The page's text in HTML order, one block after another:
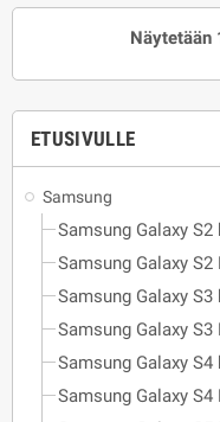
ETUSIVULLE
Samsung
Samsung Galaxy
Samsung Galaxy
Samsung Galaxy
Samsung Galaxy
Samsung Galaxy
Samsung Galaxy
Näytetään